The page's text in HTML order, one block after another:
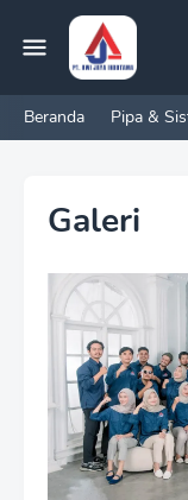
Beranda Pipa &
Galeri